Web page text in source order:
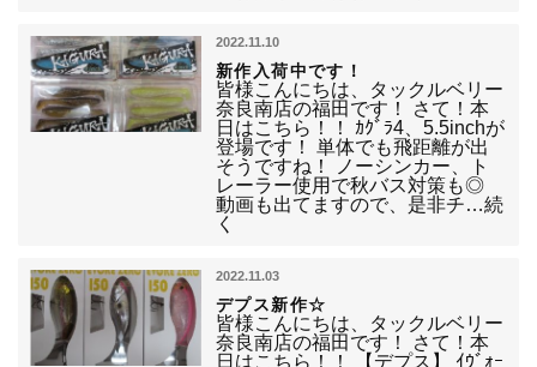
2022.11.10
新作入荷中です！
皆様こんにちは、タックルベリー
奈良南店の福田です！ さて！本
日はこちら！！ ｶｸﾞﾗ4、5.5inchが
登場です！ 単体でも飛距離が出
そうですね！ ノーシンカー、ト
レーラー使用で秋バス対策も◎
動画も出てますので、是非チ…続
く
2022.11.03
デプス新作☆
皆様こんにちは、タックルベリー
奈良南店の福田です！ さて！本
日はこちら！！ 【デプス】 ｲｳﾞｫｰ